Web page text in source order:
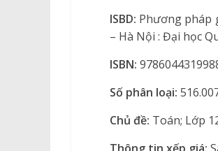
ISBD: Phương pháp
– Hà Nội : Đại học
ISBN:
Số phân loại:
Chủ đề: Toán; Lớp